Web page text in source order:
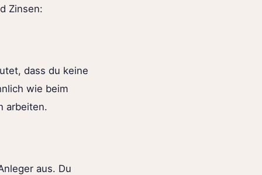
Zinsen:
dass du keine
wie beim
arbeiten.
aus. Du